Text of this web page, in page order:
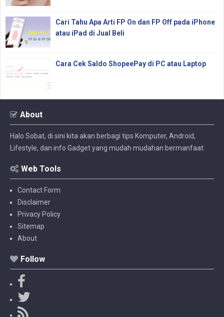
Cari Tahu Apa Arti FP On dan FP Off pada iPhone
atau iPad di Jual Beli
Cara Cek Saldo ShopeePay di PC atau Laptop
About
Halo Sobat, di sini kita akan berbagi tips Komputer, Android,
Lifestyle, dan info Gadget yang mudah mudahan bermanfaat.
Web Tools
Contact Form
Disclaimer
Privacy Policy
Sitemap
About
Follow
a
c